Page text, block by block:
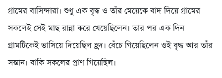
গ্রামের বাসিন্দারা। শুধু এক বৃদ্ধ ও তাঁর মেয়েকে বাদ দিয়ে গ্রামের
সকলেই সেই মাছ রান্না করে খেয়েছিলেন। তার পর এক দিন
গ্রামটিকেই ভাসিয়ে দিয়েছিল হ্রদ। বেঁচে গিয়েছিলেন ওই বৃদ্ধ আর তাঁর
সন্তান। বাকি সকলের প্রাণ গিয়েছিল।